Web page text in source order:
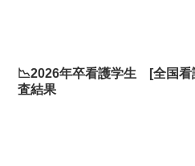
📉2026年卒看護学生 [全国
査結果